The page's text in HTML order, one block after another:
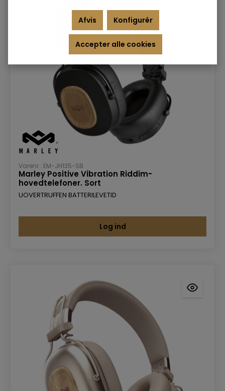
Varenr.: EM-JH135-SB
Marley Positive Vibration Riddim-
hovedtelefoner. Sort
UOVERTRUFFEN BATTERILEVETID
Log ind
Afvis Konfigurér
Accepter alle cookies